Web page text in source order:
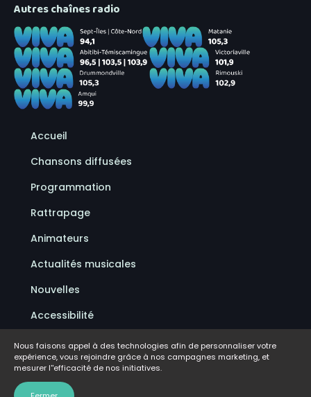
Autres chaînes radio
Accueil
Chansons diffusées
Programmation
Rattrapage
Animateurs
Actualités musicales
Nouvelles
Accessibilité
Politique de confidentialité
Conditions d'utilisation
FAQ
Nous faisons appel à des technologies afin de personnaliser votre
expérience, vous rejoindre grâce à nos campagnes marketing, et
mesurer l''efficacité de nos initiatives.